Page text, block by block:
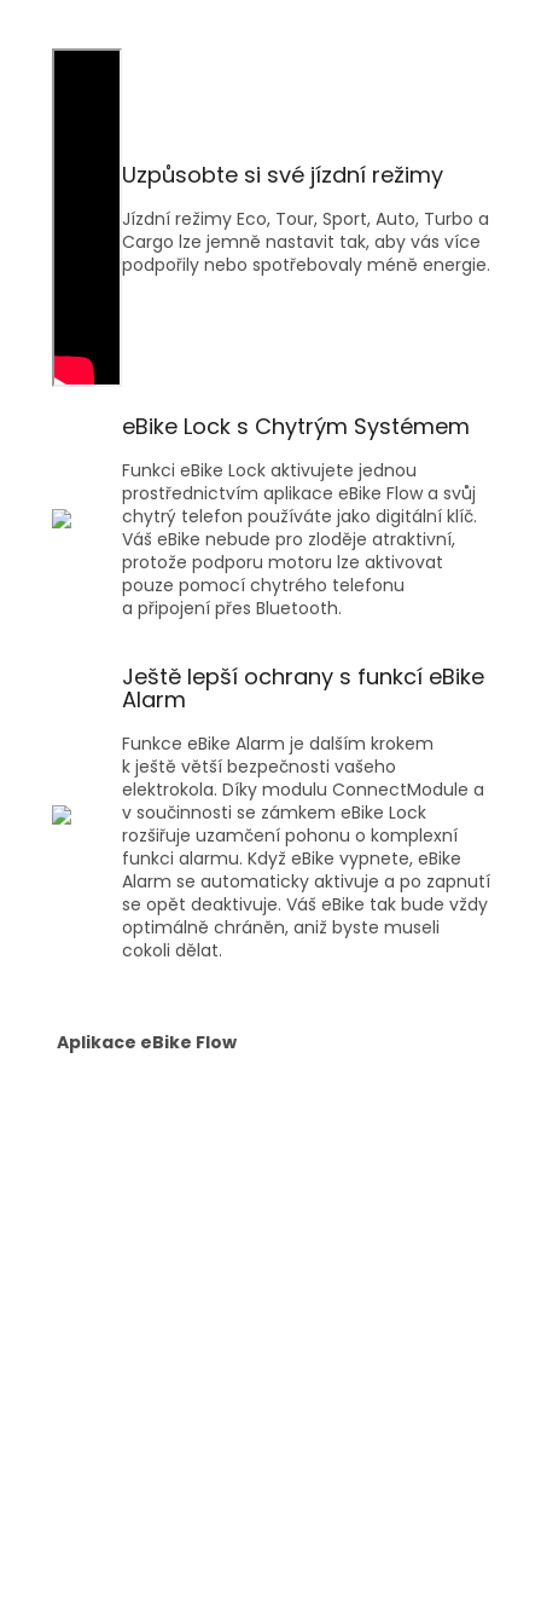
Uzpůsobte si své jízdní režimy
Jízdní režimy Eco, Tour, Sport, Auto, Turbo a
Cargo lze jemně nastavit tak, aby vás více
podpořily nebo spotřebovaly méně energie.
eBike Lock s Chytrým Systémem
Funkci eBike Lock aktivujete jednou
prostřednictvím aplikace eBike Flow a svůj
chytrý telefon používáte jako digitální klíč.
Váš eBike nebude pro zloděje atraktivní,
protože podporu motoru lze aktivovat
pouze pomocí chytrého telefonu
a připojení přes Bluetooth.
Ještě lepší ochrany s funkcí eBike
Alarm
Funkce eBike Alarm je dalším krokem
k ještě větší bezpečnosti vašeho
elektrokola. Díky modulu ConnectModule a
v součinnosti se zámkem eBike Lock
rozšiřuje uzamčení pohonu o komplexní
funkci alarmu. Když eBike vypnete, eBike
Alarm se automaticky aktivuje a po zapnutí
se opět deaktivuje. Váš eBike tak bude vždy
optimálně chráněn, aniž byste museli
cokoli dělat.
Aplikace eBike Flow